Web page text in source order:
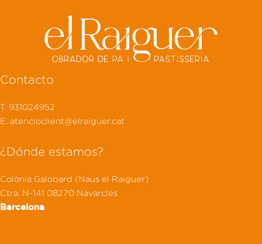
Contacto
T. 931024952
E. atencioclient@elraiguer.cat
¿Dónde estamos?
Colònia Galobard (Naus el Raiguer)
Ctra. N-141 08270 Navarcles
Barcelona